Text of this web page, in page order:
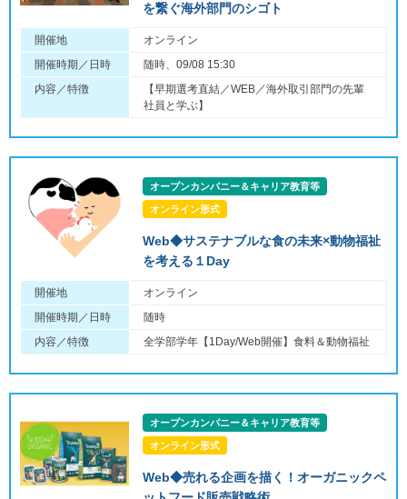
を繋ぐ海外部門のシゴト
開催地
オンライン
開催時期／日時
随時、09/08 15:30
内容／特徴
【早期選考直結／WEB／海外取引部門の先輩
社員と学ぶ】
オープンカンパニー＆キャリア教育等
オンライン形式
Web◆サステナブルな食の未来×動物福祉
を考える１Day
開催地
オンライン
開催時期／日時
随時
内容／特徴
全学部学年【1Day/Web開催】食料＆動物福祉
オープンカンパニー＆キャリア教育等
オンライン形式
Web◆売れる企画を描く！オーガニックペ